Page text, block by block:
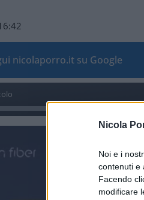
Nicola
Noi e i
contenuti e
Facendo
modificare
nicolaporro.it su Google